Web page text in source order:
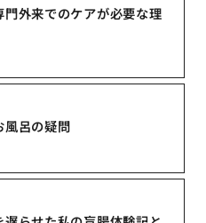
外来でのケアが必要な理
風呂の疑問